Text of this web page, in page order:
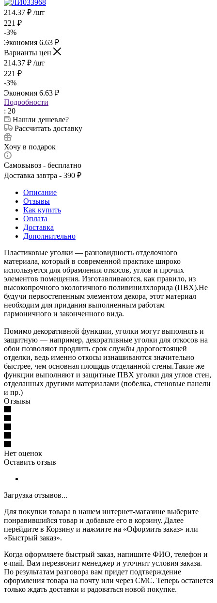
214.37 ₽ /шт
221 ₽
-3%
Экономия 6.63 ₽
Варианты цен
214.37 ₽ /шт
221 ₽
-3%
Экономия 6.63 ₽
Подробности
: 20
Нашли дешевле?
Рассчитать доставку
Хочу в подарок
Самовывоз - бесплатно
Доставка завтра - 390 ₽
Описание
Отзывы
Как купить
Оплата
Доставка
Дополнительно
Пластиковые уголки — разновидность отделочного
материала, который в современной практике широко
используется для обрамления откосов, углов и прочих
элементов помещения. Изготавливаются, как правило, из
высокопрочного экологичного поливинилхлорида (ПВХ).Не
будучи первостепенным элементом декора, этот материал
необходим для придания выполненным работам
гармоничного и законченного вида.
Помимо декоративной функции, уголки могут выполнять и
защитную — например, декоративные уголки для откосов на
обои позволяют продлить срок службы дорогостоящей
отделки, ведь именно откосы изнашиваются значительно
быстрее, чем основная площадь отделанной стены.Такие же
функции выполняют и защитные ПВХ уголки для углов стен,
отделанных другими материалами (побелка, стеновые панели
и пр.)
Отзывы
Нет оценок
Оставить отзыв
Загрузка отзывов...
Для покупки товара в нашем интернет-магазине выберите
понравившийся товар и добавьте его в корзину. Далее
перейдите в Корзину и нажмите на «Оформить заказ» или
«Быстрый заказ».
Когда оформляете быстрый заказ, напишите ФИО, телефон и
e-mail. Вам перезвонит менеджер и уточнит условия заказа.
По результатам разговора вам придет подтверждение
оформления товара на почту или через СМС. Теперь останется
только ждать доставки и радоваться новой покупке.